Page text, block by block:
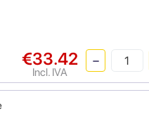
€33.42
Incl. IVA